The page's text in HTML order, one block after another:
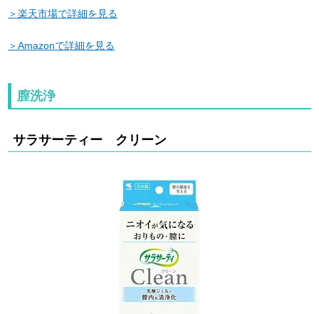
＞楽天市場で詳細を見る
＞Amazonで詳細を見る
膣洗浄
サラサーティー クリーン